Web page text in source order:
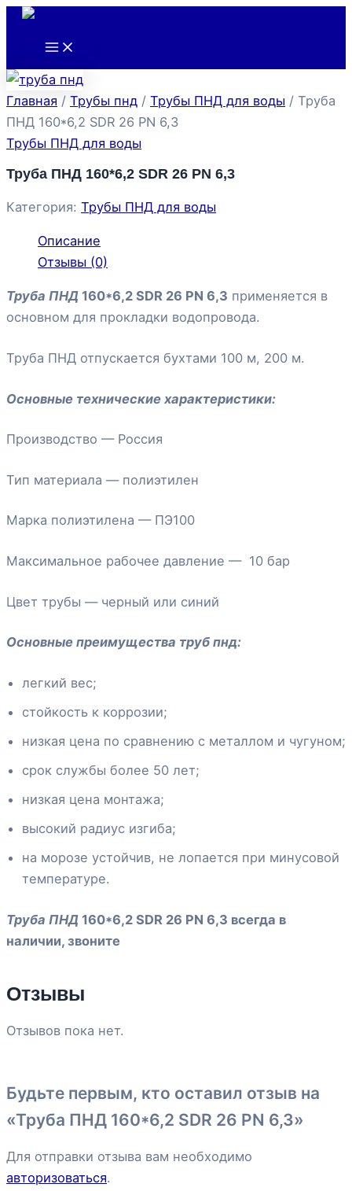
Перейти
содержимому
Main
Главная / Трубы пнд / Трубы ПНД для воды / Труба
ПНД 160*6,2 SDR 26 PN 6,3
Трубы ПНД для воды
Труба ПНД 160*6,2 SDR 26 PN 6,3
Категория: Трубы ПНД для воды
Описание
Отзывы (0)
Труба ПНД 160*6,2 SDR 26 PN 6,3 применяется в
основном для прокладки водопровода.
Труба ПНД отпускается бухтами 100 м, 200 м.
Основные технические характеристики:
Производство — Россия
Тип материала — полиэтилен
Марка полиэтилена — ПЭ100
Максимальное рабочее давление — 10 бар
Цвет трубы — черный или синий
Основные преимущества труб пнд:
легкий вес;
стойкость к коррозии;
низкая цена по сравнению с металлом и чугуном;
срок службы более 50 лет;
низкая цена монтажа;
высокий радиус изгиба;
на морозе устойчив, не лопается при минусовой
температуре.
Труба ПНД 160*6,2 SDR 26 PN 6,3 всегда в
наличии, звоните
Отзывы
Отзывов пока нет.
Будьте первым, кто оставил отзыв на
«Труба ПНД 160*6,2 SDR 26 PN 6,3»
Для отправки отзыва вам необходимо
авторизоваться.